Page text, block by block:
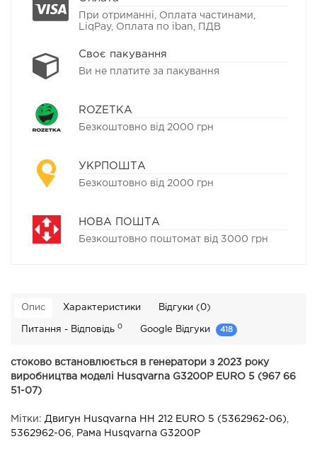
При отриманні, Оплата частинами,
LiqPay, Оплата по iban, ПДВ
Своє пакування
Ви не платите за пакування
ROZETKA
Безкоштовно від 2000 грн
УКРПОШТА
Безкоштовно від 2000 грн
НОВА ПОШТА
Безкоштовно поштомат від 3000 грн
Опис Характеристики Відгуки (0)
Питання - Відповідь 0 Google Відгуки 418
стоково встановлюється в генератори з 2023 року
виробництва моделі Husqvarna G3200P EURO 5 (967 66
51-07)
Мітки: Двигун Husqvarna HH 212 EURO 5 (5362962-06)
5362962-06
Рама Husqvarna G3200P